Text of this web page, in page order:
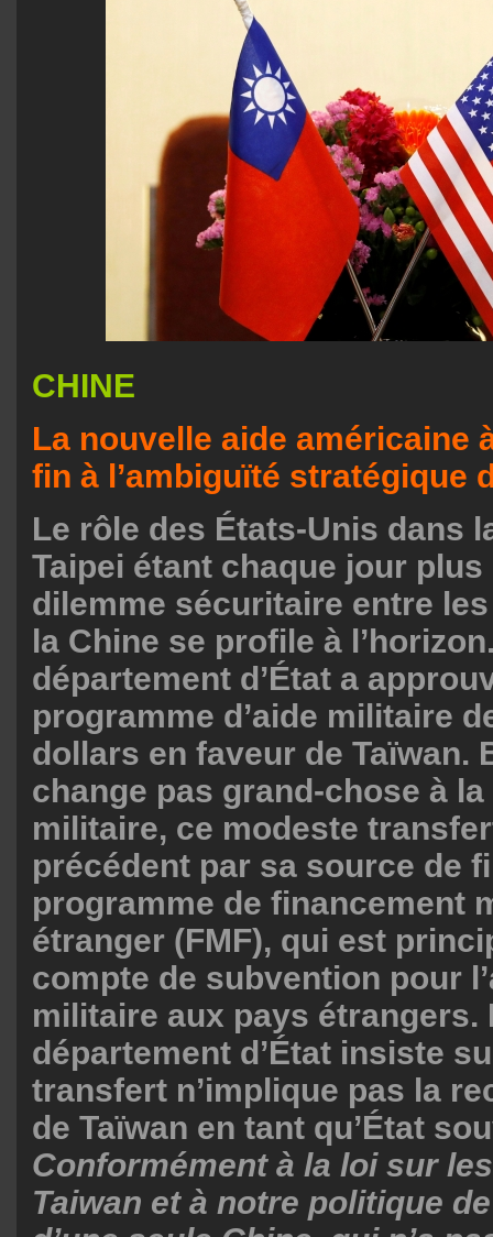
CHINE
La nouvelle aide américaine
fin à l’ambiguïté stratégique
Le rôle des États-Unis dans
Taipei étant chaque jour plus
dilemme sécuritaire entre
la Chine se profile à
département d’État a
programme d’aide militaire
dollars en faveur de Taïwan.
change pas grand-chose à la
militaire, ce modeste
précédent par sa source de
programme de financement
étranger (FMF), qui est
compte de subvention pour
militaire aux pays étrangers.
département d’État insiste
transfert n’implique pas la
de Taïwan en tant qu’État
Conformément à la loi sur
Taiwan et à notre politique